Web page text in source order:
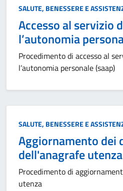
Categoria:
SALUTE, BENESSERE E
Accesso al servizio
l’autonomia
Procedimento di accesso al
l’autonomia personale (saap)
Categoria:
SALUTE, BENESSERE E
Aggiornamento dei
dell'anagrafe utenza
Procedimento di
utenza